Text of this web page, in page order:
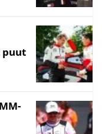
puut